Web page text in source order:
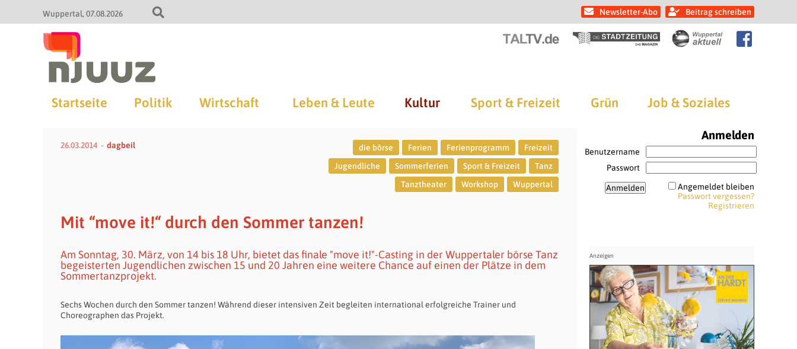
Wuppertal 07.08.2026 Newsletter-Abo Beitrag schreiben
Startseite Politik Wirtschaft Leben & Leute Kultur Sport & Freizeit Grün Job & Soziales
26.03.2014 dagbeil die börse Ferien Ferienprogramm
Freizeit
Jugendliche
Sommerferien Sport & Freizeit
Tanz
Tanztheater
Workshop Wuppertal
Mit “move it!“ durch den Sommer tanzen!
Am Sonntag, 30. März, von 14 bis 18 Uhr, bietet das finale "move it!"-Casting in der Wuppertaler börse Tanz
begeisterten Jugendlichen zwischen 15 und 20 Jahren eine weitere Chance auf einen der Plätze in dem
Sommertanzprojekt.
Sechs Wochen durch den Sommer tanzen! Während dieser intensiven Zeit begleiten international erfolgreiche Trainer und
Choreographen das Projekt.
Anmelden
Benutzername
Passwort
Angemeldet bleiben
Passwort vergessen?
Registrieren